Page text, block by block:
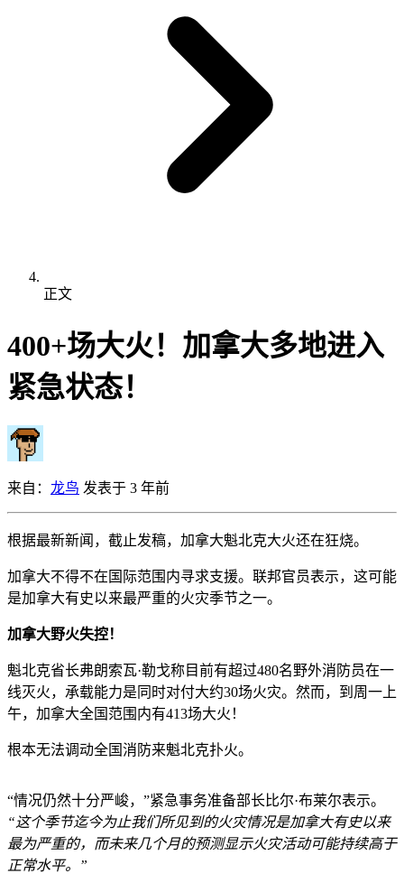
正文
400+场大火！加拿大多地进入
紧急状态！
来自： 龙鸟 发表于 3 年前
根据最新新闻，截止发稿，加拿大魁北克大火还在狂烧。
加拿大不得不在国际范围内寻求支援。联邦官员表示，这可能
是加拿大有史以来最严重的火灾季节之一。
加拿大野火失控！
魁北克省长弗朗索瓦·勒戈称目前有超过480名野外消防员在一
线灭火，承载能力是同时对付大约30场火灾。然而，到周一上
午，加拿大全国范围内有413场大火！
根本无法调动全国消防来魁北克扑火。
“情况仍然十分严峻，”紧急事务准备部长比尔·布莱尔表示。
“这个季节迄今为止我们所见到的火灾情况是加拿大有史以来
最为严重的，而未来几个月的预测显示火灾活动可能持续高于
正常水平。”